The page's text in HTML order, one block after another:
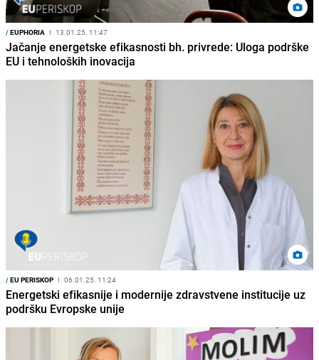
/EUPHORIA I 13.01.25. 11:47
Jačanje energetske efikasnosti bh. privrede: Uloga podrške
EU i tehnoloških inovacija
/EU PERISKOP I 06.01.25. 11:24
Energetski efikasnije i modernije zdravstvene institucije uz
podršku Evropske unije